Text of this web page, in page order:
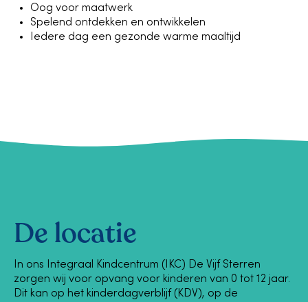
Oog voor maatwerk
Spelend ontdekken en ontwikkelen
Iedere dag een gezonde warme maaltijd
De locatie
In ons Integraal Kindcentrum (IKC) De Vijf Sterren
zorgen wij voor opvang voor kinderen van 0 tot 12 jaar.
Dit kan op het kinderdagverblijf (KDV), op de